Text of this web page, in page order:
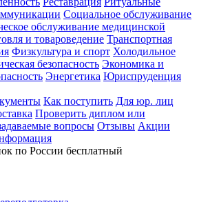
Социальное обслуживание
обслуживание медицинской
и товароведение Транспортная
Физкультура и спорт Холодильное
безопасность Экономика и
Энергетика Юриспруденция
Как поступить Для юр. лиц
Проверить диплом или
вопросы Отзывы Акции
по России бесплатный